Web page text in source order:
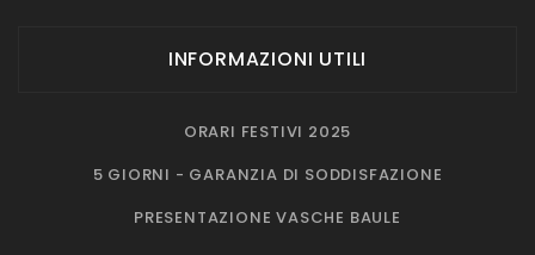
INFORMAZIONI UTILI
ORARI FESTIVI 2025
5 GIORNI - GARANZIA DI SODDISFAZIONE
PRESENTAZIONE VASCHE BAULE